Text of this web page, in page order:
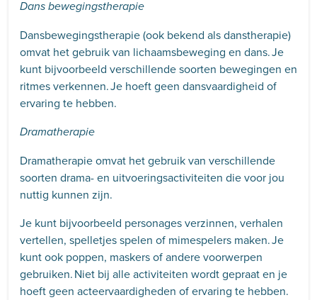
Dans bewegingstherapie
Dansbewegingstherapie (ook bekend als danstherapie)
omvat het gebruik van lichaamsbeweging en dans. Je
kunt bijvoorbeeld verschillende soorten bewegingen en
ritmes verkennen. Je hoeft geen dansvaardigheid of
ervaring te hebben.
Dramatherapie
Dramatherapie omvat het gebruik van verschillende
soorten drama- en uitvoeringsactiviteiten die voor jou
nuttig kunnen zijn.
Je kunt bijvoorbeeld personages verzinnen, verhalen
vertellen, spelletjes spelen of mimespelers maken. Je
kunt ook poppen, maskers of andere voorwerpen
gebruiken. Niet bij alle activiteiten wordt gepraat en je
hoeft geen acteervaardigheden of ervaring te hebben.